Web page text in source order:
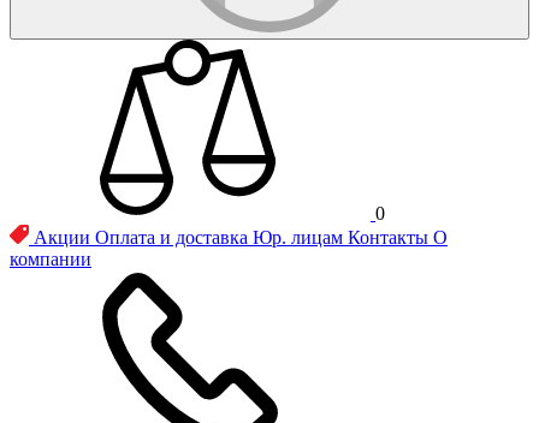
0
Акции Оплата и доставка Юр. лицам Контакты О
компании